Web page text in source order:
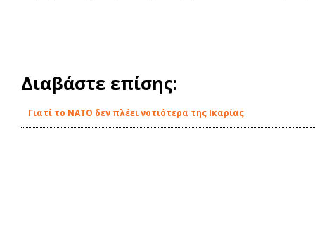
Διαβάστε επίσης:
Γιατί το ΝΑΤΟ δεν πλέει νοτιότερα της Ικαρίας